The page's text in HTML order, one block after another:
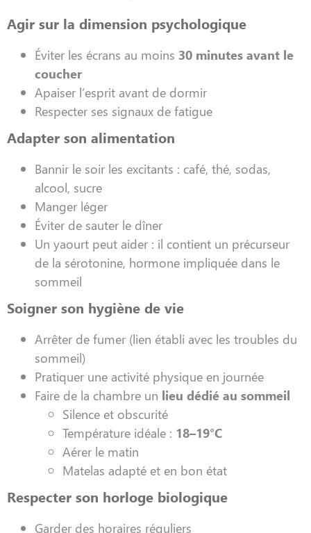
Agir sur la dimension psychologique
Éviter les écrans au moins 30 minutes avant le
coucher
Apaiser l’esprit avant de dormir
Respecter ses signaux de fatigue
Adapter son alimentation
Bannir le soir les excitants : café, thé, sodas,
alcool, sucre
Manger léger
Éviter de sauter le dîner
Un yaourt peut aider : il contient un précurseur
de la sérotonine, hormone impliquée dans le
sommeil
Soigner son hygiène de vie
Arrêter de fumer (lien établi avec les troubles du
sommeil)
Pratiquer une activité physique en journée
Faire de la chambre un lieu dédié au sommeil
Silence et obscurité
Température idéale : 18–19°C
Aérer le matin
Matelas adapté et en bon état
Respecter son horloge biologique
Garder des horaires réguliers